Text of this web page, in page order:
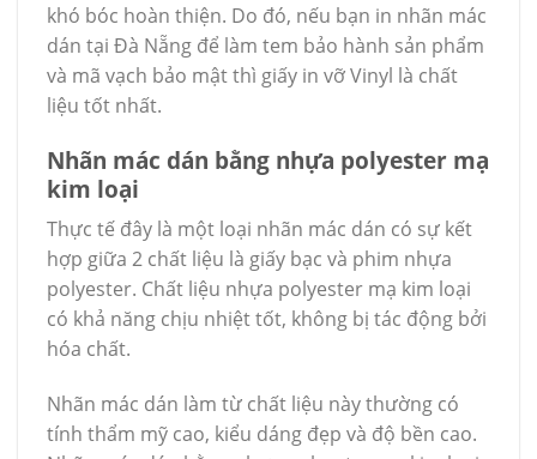
khó bóc hoàn thiện. Do đó, nếu bạn in nhãn mác
dán tại Đà Nẵng để làm tem bảo hành sản phẩm
và mã vạch bảo mật thì giấy in vỡ Vinyl là chất
liệu tốt nhất.
Nhãn mác dán bằng nhựa polyester mạ
kim loại
Thực tế đây là một loại nhãn mác dán có sự kết
hợp giữa 2 chất liệu là giấy bạc và phim nhựa
polyester. Chất liệu nhựa polyester mạ kim loại
có khả năng chịu nhiệt tốt, không bị tác động bởi
hóa chất.
Nhãn mác dán làm từ chất liệu này thường có
tính thẩm mỹ cao, kiểu dáng đẹp và độ bền cao.